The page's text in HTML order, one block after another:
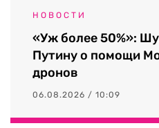
НОВОСТИ
«Уж более 50%»:
Путину о помощи
дронов
06.08.2026 / 10:09